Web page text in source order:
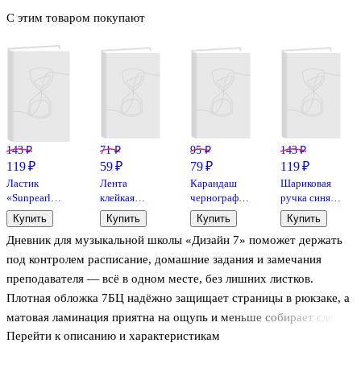
Дневник для музыкальной школы «Дизайн 7» поможет держать
под контролем расписание, домашние задания и замечания
преподавателя — всё в одном месте, без лишних листков.
Плотная обложка 7БЦ надёжно защищает страницы в рюкзаке, а
матовая ламинация приятна на ощупь и меньше собирает следы
от рук. Аккуратное тиснение золотой фольгой добавляет
Перейти к описанию и характеристикам
С этим товаром покупают
143 ₽
119 ₽
Ластик
«Sunpearl
6541/40»,
Koh-i-Noor,
комбинированный
Купить
71 ₽
59 ₽
Лента
клейкая
прозрачная,
12 мм х 33 м,
GoodMark
Купить
95 ₽
79 ₽
Карандаш
чернографитный,
STABILO,
HB
Купить
143 ₽
119 ₽
Шариковая
ручка синяя
автоматическая
0,5 мм,
Pastel, Yoi, в
ассортименте
Купить